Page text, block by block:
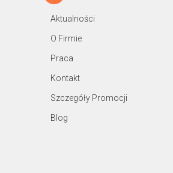
Aktualności
O Firmie
Praca
Kontakt
Szczegóły Promocji
Blog